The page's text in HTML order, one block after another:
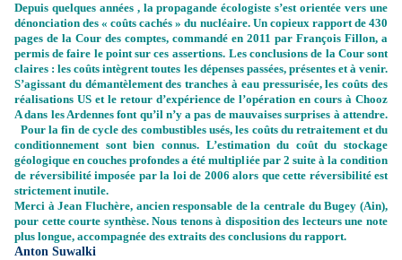
Depuis quelques années , la propagande écologiste s’est orientée vers une
dénonciation des « coûts cachés » du nucléaire. Un copieux rapport de 430
pages de la Cour des comptes, commandé en 2011 par François Fillon, a
permis de faire le point sur ces assertions. Les conclusions de la Cour sont
claires : les coûts intègrent toutes les dépenses passées, présentes et à venir.
S’agissant du démantèlement des tranches à eau pressurisée, les coûts des
réalisations US et le retour d’expérience de l’opération en cours à Chooz
A dans les Ardennes font qu’il n’y a pas de mauvaises surprises à attendre.
Pour la fin de cycle des combustibles usés, les coûts du retraitement et du
conditionnement sont bien connus. L’estimation du coût du stockage
géologique en couches profondes a été multipliée par 2 suite à la condition
de réversibilité imposée par la loi de 2006 alors que cette réversibilité est
strictement inutile.
Merci à Jean Fluchère, ancien responsable de la centrale du Bugey (Ain),
pour cette courte synthèse. Nous tenons à disposition des lecteurs une note
plus longue, accompagnée des extraits des conclusions du rapport.
Anton Suwalki